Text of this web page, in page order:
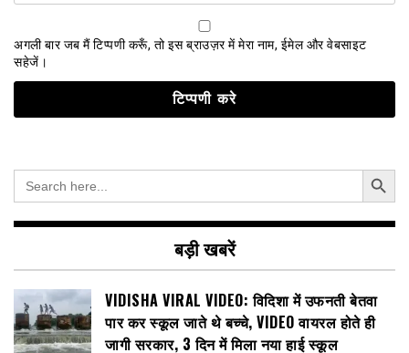
अगली बार जब मैं टिप्पणी करूँ, तो इस ब्राउज़र में मेरा नाम, ईमेल और वेबसाइट
सहेजें।
Search
for:
Search Button
बड़ी खबरें
VIDISHA VIRAL VIDEO: विदिशा में उफनती बेतवा
पार कर स्कूल जाते थे बच्चे, VIDEO वायरल होते ही
जागी सरकार, 3 दिन में मिला नया हाई स्कूल